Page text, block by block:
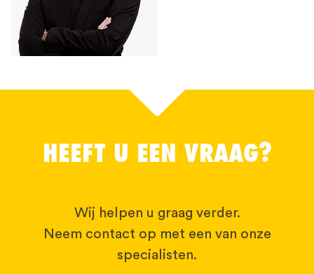
HEEFT U EEN VRAAG?
Wij helpen u graag verder.
Neem contact op met een van onze
specialisten.